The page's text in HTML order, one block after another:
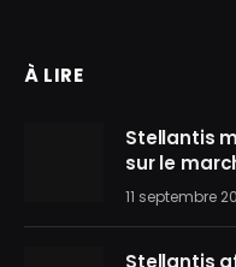
À LIRE
Stellantis
sur le
11 septembre
Stellantis